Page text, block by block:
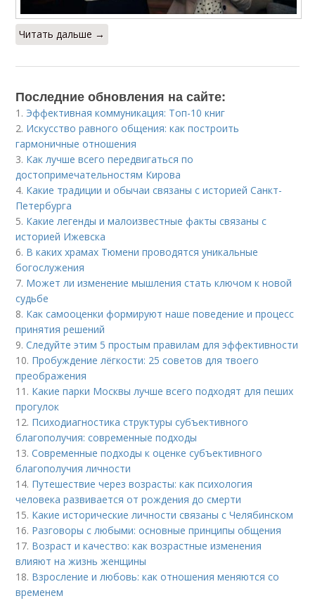
Читать дальше →
Последние обновления на сайте:
1. Эффективная коммуникация: Топ-10 книг
2. Искусство равного общения: как построить
гармоничные отношения
3. Как лучше всего передвигаться по
достопримечательностям Кирова
4. Какие традиции и обычаи связаны с историей Санкт-
Петербурга
5. Какие легенды и малоизвестные факты связаны с
историей Ижевска
6. В каких храмах Тюмени проводятся уникальные
богослужения
7. Может ли изменение мышления стать ключом к новой
судьбе
8. Как самооценки формируют наше поведение и процесс
принятия решений
9.Следуйте этим 5 простым правилам для эффективности
10. Пробуждение лёгкости: 25 советов для твоего
преображения
11. Какие парки Москвы лучше всего подходят для пеших
прогулок
12. Психодиагностика структуры субъективного
благополучия: современные подходы
13.Современные подходы к оценке субъективного
благополучия личности
14. Путешествие через возрасты: как психология
человека развивается от рождения до смерти
15. Какие исторические личности связаны с Челябинском
16. Разговоры с любыми: основные принципы общения
17. Возраст и качество: как возрастные изменения
влияют на жизнь женщины
18. Взросление и любовь: как отношения меняются со
временем